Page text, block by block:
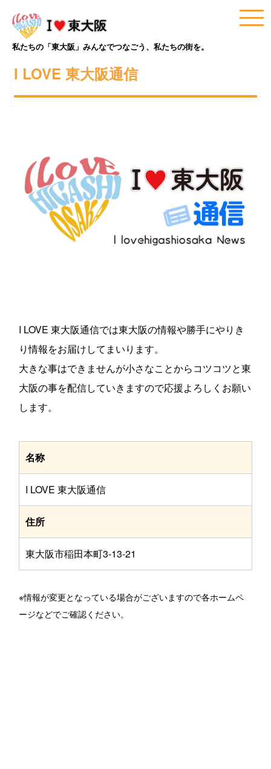
私たちの「東大阪」みんなでつなごう、私たちの街を。
I LOVE 東大阪通信
I LOVE 東大阪通信では東大阪の情報や勝手にやりき
り情報をお届けしてまいります。
大きな事はできませんが小さなことからコツコツと東
大阪の事を配信していきますので応援よろしくお願い
します。
名称
I LOVE 東大阪通信
住所
東大阪市稲田本町3-13-21
※情報が変更となっている場合がございますので各ホームペ
ージなどでご確認ください。